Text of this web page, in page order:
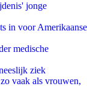
jonge
in voor Amerikaanse
medische
ziek
vaak als vrouwen,